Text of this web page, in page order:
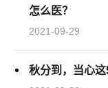
怎么医？
2021-09-29
秋分到，当心这